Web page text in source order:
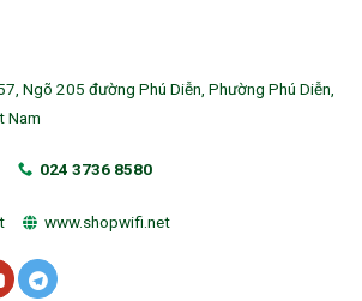
Ngõ 205 đường Phú Diễn, Phường Phú Diễn,
Nam
024 3736 8580
www.shopwifi.net